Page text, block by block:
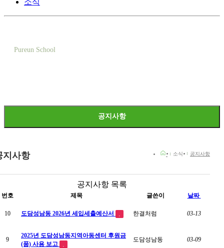
Pureun School
공지사항
지사항 소식 공지사항
공지사항 목록
번호 제목 글쓴이 날짜
10 도담성남동 2026년 세입세출예산서 한결처럼 03-13
9
2025년 도담성남동지역아동센터 후원금
(품) 사용 보고
도담성남동 03-09